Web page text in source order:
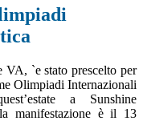
`e stato prescelto per
Olimpiadi Internazionali
a Sunshine
manifestazione è il 13